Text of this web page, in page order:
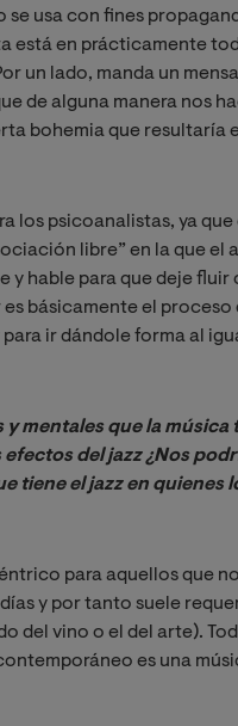
se usa con fines
está en prácticamente
un lado, manda un
de alguna manera nos
bohemia que resultaría
los psicoanalistas, ya que
libre” en la que el
y hable para que deje
básicamente el proceso
ir dándole forma al
mentales que la música
del jazz ¿Nos
tiene el jazz en quienes
para aquellos que
y por tanto suele
del vino o el del arte).
es una